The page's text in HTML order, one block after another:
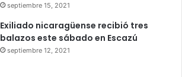
septiembre 15, 2021
Exiliado nicaragüense recibió tres
balazos este sábado en Escazú
septiembre 12, 2021